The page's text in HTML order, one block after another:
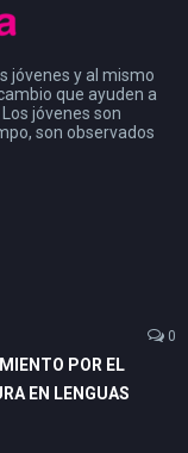
jóvenes y al mismo
que ayuden a
jóvenes son
son observados
0
POR EL
EN LENGUAS